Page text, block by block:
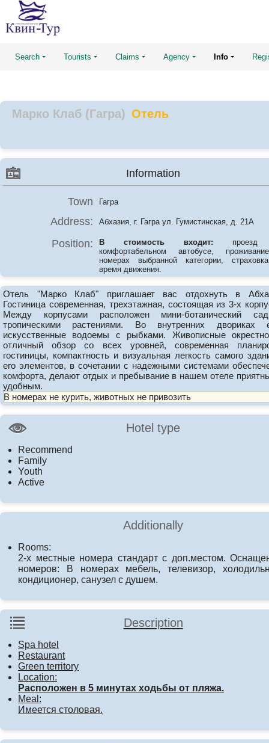
Search Tourists Claims Agency Info
Марко Клаб (Гагра) Отель
Information
Town Гагра
Address: Абхазия, г. Гагра ул. Гумистинская, д. 21А
Position: В стоимость входит: проезд
комфортабельном автобусе,
номерах выбранной категории,
время движения.
Отель "Марко Клаб" приглашает вас отдохнуть в
Гостиница современная, трехэтажная, состоящая из 3-х
Между корпусами расположен мини-ботанический
тропическими растениями. Во внутренних двориках
искусственные водоемы с рыбками. Живописные
отличный обзор со всех уровней, современная
гостиницы, компактность и визуальная легкость самого
его элементов, в сочетании с надежными системами
комфорта, делают отдых и пребывание в нашем отеле
удобным.
В номерах не курить, животных не привозить
Hotel type
Recommend
Family
Youth
Active
Additionally
Rooms:
2-х местные номера стандарт с доп.местом.
номеров: В номерах мебель, телевизор,
кондиционер, санузел с душем.
Description
Spa hotel
Restaurant
Green territory
Location:
Расположен в 5 минутах ходьбы от пляжа.
Meal:
Имеется столовая.